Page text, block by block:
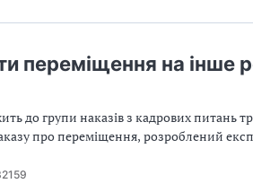
переміщення на інше
до групи наказів з кадрових питань
про переміщення, розроблений